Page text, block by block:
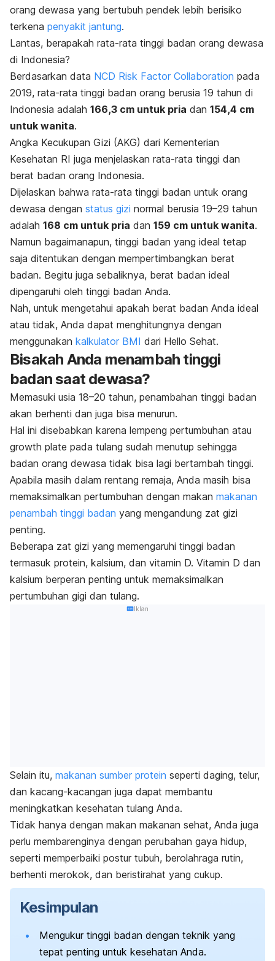
orang dewasa yang bertubuh pendek lebih berisiko
terkena penyakit jantung.
Lantas, berapakah rata-rata tinggi badan orang dewasa
di Indonesia?
Berdasarkan data NCD Risk Factor Collaboration pada
2019, rata-rata tinggi badan orang berusia 19 tahun di
Indonesia adalah 166,3 cm untuk pria dan 154,4 cm
untuk wanita.
Angka Kecukupan Gizi (AKG) dari Kementerian
Kesehatan RI juga menjelaskan rata-rata tinggi dan
berat badan orang Indonesia.
Dijelaskan bahwa rata-rata tinggi badan untuk orang
dewasa dengan status gizi normal berusia 19–29 tahun
adalah 168 cm untuk pria dan 159 cm untuk wanita.
Namun bagaimanapun, tinggi badan yang ideal tetap
saja ditentukan dengan mempertimbangkan berat
badan. Begitu juga sebaliknya, berat badan ideal
dipengaruhi oleh tinggi badan Anda.
Nah, untuk mengetahui apakah berat badan Anda ideal
atau tidak, Anda dapat menghitungnya dengan
menggunakan kalkulator BMI dari Hello Sehat.
Bisakah Anda menambah tinggi
badan saat dewasa?
Memasuki usia 18–20 tahun, penambahan tinggi badan
akan berhenti dan juga bisa menurun.
Hal ini disebabkan karena lempeng pertumbuhan atau
growth plate pada tulang sudah menutup sehingga
badan orang dewasa tidak bisa lagi bertambah tinggi.
Apabila masih dalam rentang remaja, Anda masih bisa
memaksimalkan pertumbuhan dengan makan makanan
penambah tinggi badan yang mengandung zat gizi
penting.
Beberapa zat gizi yang memengaruhi tinggi badan
termasuk protein, kalsium, dan vitamin D. Vitamin D dan
kalsium berperan penting untuk memaksimalkan
pertumbuhan gigi dan tulang.
Iklan
Selain itu, makanan sumber protein seperti daging, telur,
dan kacang-kacangan juga dapat membantu
meningkatkan kesehatan tulang Anda.
Tidak hanya dengan makan makanan sehat, Anda juga
perlu membarenginya dengan perubahan gaya hidup,
seperti memperbaiki postur tubuh, berolahraga rutin,
berhenti merokok, dan beristirahat yang cukup.
Kesimpulan
Mengukur tinggi badan dengan teknik yang
tepat penting untuk kesehatan Anda.